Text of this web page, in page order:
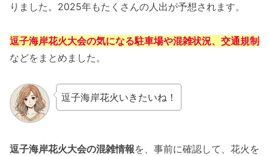
りました。2025年もたくさんの人出が予想されます。
逗子海岸花火大会の気になる駐車場や混雑状況、交通規制
などをまとめました。
逗子海岸花火いきたいね！
逗子海岸花火大会の混雑情報を、事前に確認して、花火を